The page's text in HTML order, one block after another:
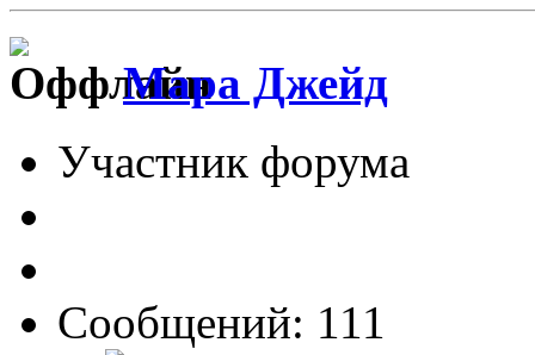
Мара Джейд
Участник форума
Сообщений: 111